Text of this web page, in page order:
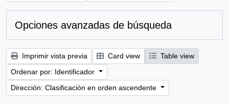
Opciones avanzadas de búsqueda
Imprimir vista previa Card view
Table view
Ordenar por: Identificador
Dirección: Clasificación en orden ascendente